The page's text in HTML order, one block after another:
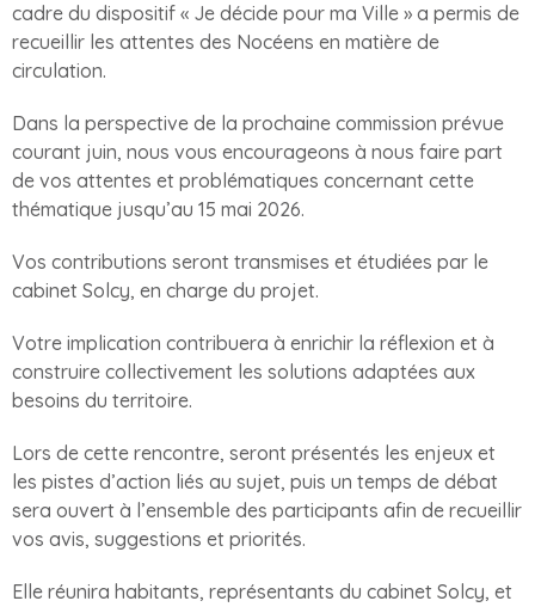
cadre du dispositif « Je décide pour ma Ville » a permis de
recueillir les attentes des Nocéens en matière de
circulation.
Dans la perspective de la prochaine commission prévue
courant juin, nous vous encourageons à nous faire part
de vos attentes et problématiques concernant cette
thématique jusqu’au 15 mai 2026.
Vos contributions seront transmises et étudiées par le
cabinet Solcy, en charge du projet.
Votre implication contribuera à enrichir la réflexion et à
construire collectivement les solutions adaptées aux
besoins du territoire.
Lors de cette rencontre, seront présentés les enjeux et
les pistes d’action liés au sujet, puis un temps de débat
sera ouvert à l’ensemble des participants afin de recueillir
vos avis, suggestions et priorités.
Elle réunira habitants, représentants du cabinet Solcy, et